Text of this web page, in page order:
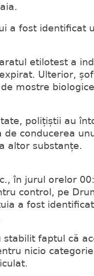
a fost identificat
etilotest a
Ulterior,
mostre
polițiștii au
conducerea
altor substanțe.
în jurul orelor
control, pe
a fost
faptul că
nicio